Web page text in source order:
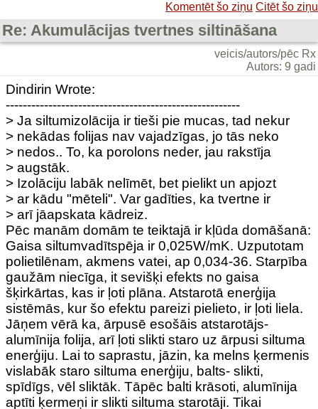
Komentēt šo ziņu Citēt šo ziņu
Re: Akumulācijas tvertnes siltināšana
veicis/autors/pēc Rx
Autors: 9 gadi
Dindirin Wrote:
-------------------------------------------------------
> Ja siltumizolācija ir tieši pie mucas, tad nekur
> nekādas folijas nav vajadzīgas, jo tās neko
> nedos.. To, ka porolons neder, jau rakstīja
> augstāk.
> Izolāciju labāk nelīmēt, bet pielikt un apjozt
> ar kādu "mēteli". Var gadīties, ka tvertne ir
> arī jāapskata kādreiz.
Pēc manām domām te teiktajā ir kļūda domāšanā:
Gaisa siltumvadītspēja ir 0,025W/mK. Uzputotam
polietilēnam, akmens vatei, ap 0,034-36. Starpība
gaužām niecīga, it sevišķi efekts no gaisa
šķirkārtas, kas ir ļoti plāna. Atstarotā enerģija
sistēmās, kur šo efektu pareizi pielieto, ir ļoti liela.
Jāņem vērā ka, ārpusē esošāis atstarotājs-
alumīnija folija, arī ļoti slikti staro uz ārpusi siltuma
enerģiju. Lai to saprastu, jāzin, ka melns ķermenis
vislabāk staro siltuma enerģiju, balts- slikti,
spīdīgs, vēl sliktāk. Tāpēc balti krāsoti, alumīnija
aptīti ķermeņi ir slikti siltuma starotāji. Tikai